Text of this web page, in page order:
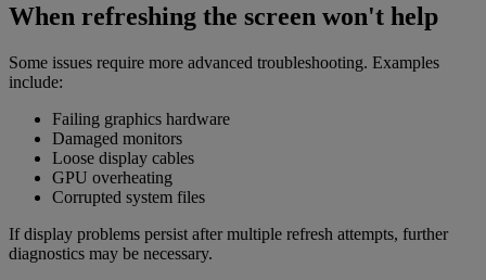
When refreshing the screen won't help
Some issues require more advanced troubleshooting. Examples
include:
Failing graphics hardware
Damaged monitors
Loose display cables
GPU overheating
Corrupted system files
If display problems persist after multiple refresh attempts, further
diagnostics may be necessary.